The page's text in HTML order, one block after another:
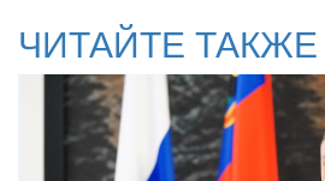
ЧИТАЙТЕ ТАКЖЕ